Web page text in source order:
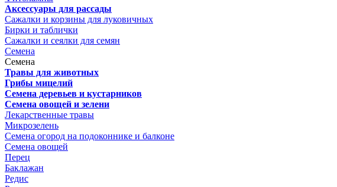
Аксессуары для рассады
Сажалки и корзины для луковичных
Бирки и таблички
Сажалки и сеялки для семян
Семена
Семена
Травы для животных
Грибы мицелий
Семена деревьев и кустарников
Семена овощей и зелени
Лекарственные травы
Микрозелень
Семена огород на подоконнике и балконе
Семена овощей
Перец
Баклажан
Редис